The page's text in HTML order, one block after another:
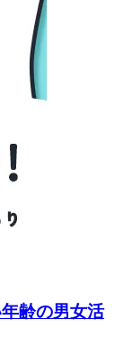
齢の男女活